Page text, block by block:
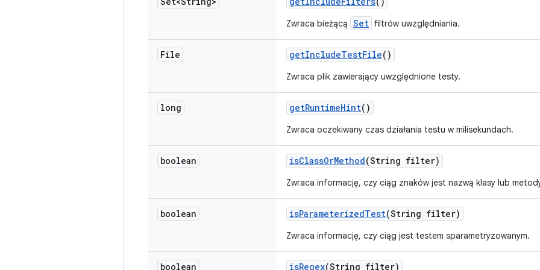
Zwraca bieżącą Set filtrów uwzględniania.
File getIncludeTestFile()
Zwraca plik zawierający uwzględnione testy.
long getRuntimeHint()
Zwraca oczekiwany czas działania testu w milisekundach.
boolean isClassOrMethod(String filter)
Zwraca informację, czy ciąg znaków jest nazwą klasy lub
boolean isParameterizedTest(String filter)
Zwraca informację, czy ciąg jest testem sparametryzowanym.
boolean isRegex(String filter)